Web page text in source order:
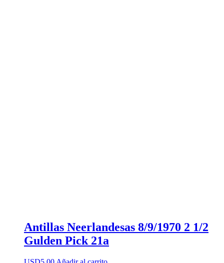
Antillas Neerlandesas 8/9/1970 2 1/2
Gulden Pick 21a